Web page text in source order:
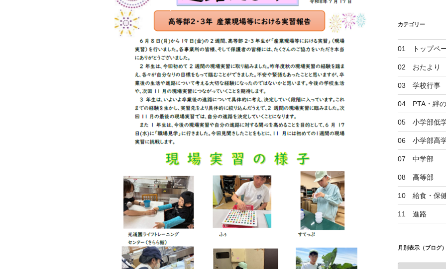
カテゴリー
01 トップペ
02 おたより
03 学校行事
04 PTA・絆
05 小学部低
06 小学部高
07 中学部
08 高等部
10 給食・保
11 進路
月別表示（ブログ）